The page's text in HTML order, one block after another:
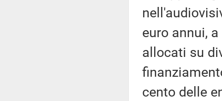
euro annui,
allocati su
cento delle